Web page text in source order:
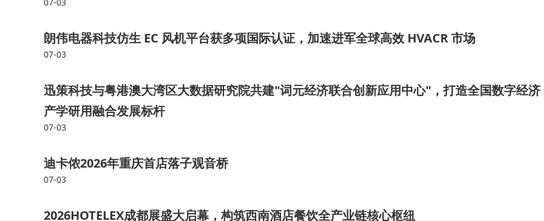
朗伟电器科技仿生 EC 风机平台获多项国际认证，加速进军全球高效 HVACR 市场
07-03
迅策科技与粤港澳大湾区大数据研究院共建"词元经济联合创新应用中心"，打造全国数字经济
产学研用融合发展标杆
07-03
迪卡侬2026年重庆首店落子观音桥
07-03
2026HOTELEX成都展盛大启幕，构筑西南酒店餐饮全产业链核心枢纽